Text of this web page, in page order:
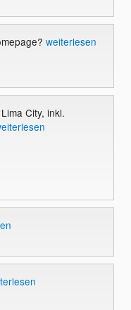
weiterlesen
City, inkl.